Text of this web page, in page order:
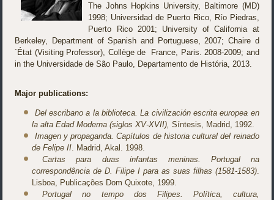
The Johns Hopkins University, Baltimore (MD)
1998; Universidad de Puerto Rico, Río Piedras,
Puerto Rico 2001; University of California at
Berkeley, Department of Spanish and Portuguese, 2007; Chaire d
´État (Visiting Professor), Collège de France, Paris. 2008-2009; and
in the Universidade de São Paulo, Departamento de História, 2013.
Major publications:
Del escribano a la biblioteca. La civilización escrita europea en
la alta Edad Moderna (siglos XV-XVII), Síntesis, Madrid, 1992.
Imagen y propaganda. Capítulos de historia cultural del reinado
de Felipe II. Madrid, Akal. 1998.
Cartas para duas infantas meninas. Portugal na
correspondência de D. Filipe I para as suas filhas (1581-1583).
Lisboa, Publicações Dom Quixote, 1999.
Portugal no tempo dos Filipes. Política, cultura,